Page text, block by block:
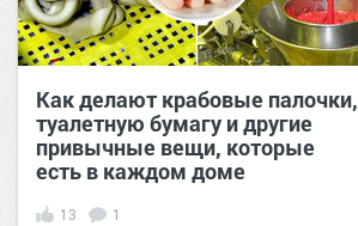
Как делают крабовые палочки,
туалетную бумагу и другие
привычные вещи, которые
есть в каждом доме
13 1